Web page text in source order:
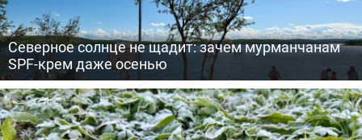
Северное солнце не щадит: зачем мурманчанам
SPF-крем даже осенью